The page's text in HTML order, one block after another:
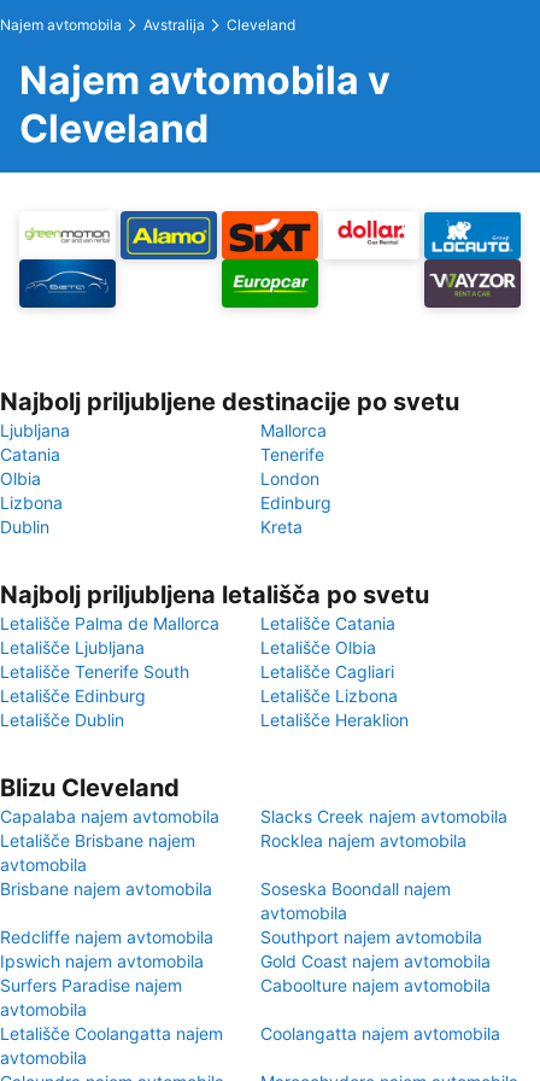
Najem avtomobila Avstralija Cleveland
Najem avtomobila v
Cleveland
Najbolj priljubljene destinacije po svetu
Ljubljana
Mallorca
Catania
Tenerife
Olbia
London
Lizbona
Edinburg
Dublin
Kreta
Najbolj priljubljena letališča po svetu
Letališče Palma de Mallorca
Letališče Catania
Letališče Ljubljana
Letališče Olbia
Letališče Tenerife South
Letališče Cagliari
Letališče Edinburg
Letališče Lizbona
Letališče Dublin
Letališče Heraklion
Blizu Cleveland
Capalaba najem avtomobila
Slacks Creek najem avtomobila
Letališče Brisbane najem
avtomobila
Rocklea najem avtomobila
Brisbane najem avtomobila
Soseska Boondall najem
avtomobila
Redcliffe najem avtomobila
Southport najem avtomobila
Ipswich najem avtomobila
Gold Coast najem avtomobila
Surfers Paradise najem
avtomobila
Caboolture najem avtomobila
Letališče Coolangatta najem
avtomobila
Coolangatta najem avtomobila